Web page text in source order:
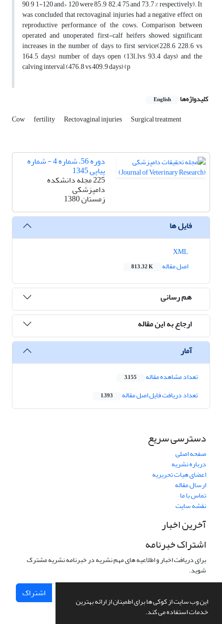
این وب سایت از کوکی ها برای اطمینان از ارائه بهترین
خدمات استفاده می کند.
90, 9 1-120 and> 120 were 85.9, 82.4, 75 and 73.7 % respectively). It
was concluded that rectovaginal injuries had a negative effect on
reproductive performance of the cows. Comparison between
operated and unoperated first-calf heifers showed significant
increases in the number of days to first service(228.6 228.6 vs
164.5 days), number of days open (13l.lvs 93.4 days) and the
calving interval (476.8 vs 409.9 days) (p
کلیدواژه‌ها English
Cow fertility Rectovaginal injuries Surgical treatment
دوره 56، شماره 4 - شماره
پیاپی 1345
225 مجله دانشکده
دامپزشکی
زمستان 1380
فایل ها
اصل مقاله
813.32 K
هم رسانی
ارجاع به این مقاله
آمار
تعداد مشاهده مقاله 3,155
تعداد دریافت فایل اصل مقاله 1,393
دسترسی سریع
صفحه اصلی
درباره نشریه
اعضای هیات تحریریه
ارسال مقاله
تماس با ما
نقشه سایت
آخرین اخبار
اشتراک خبرنامه
برای دریافت اخبار و اطلاعیه های مهم نشریه در خبرنامه نشریه مشترک
شوید.
اشتراک